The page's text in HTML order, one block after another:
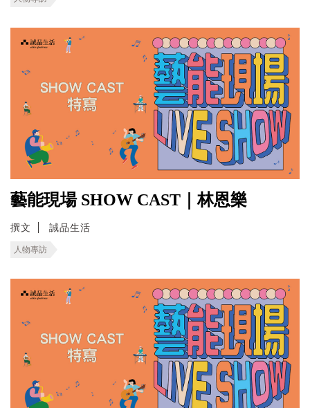
藝能現場 SHOW CAST｜林恩樂
撰文 誠品生活
人物專訪